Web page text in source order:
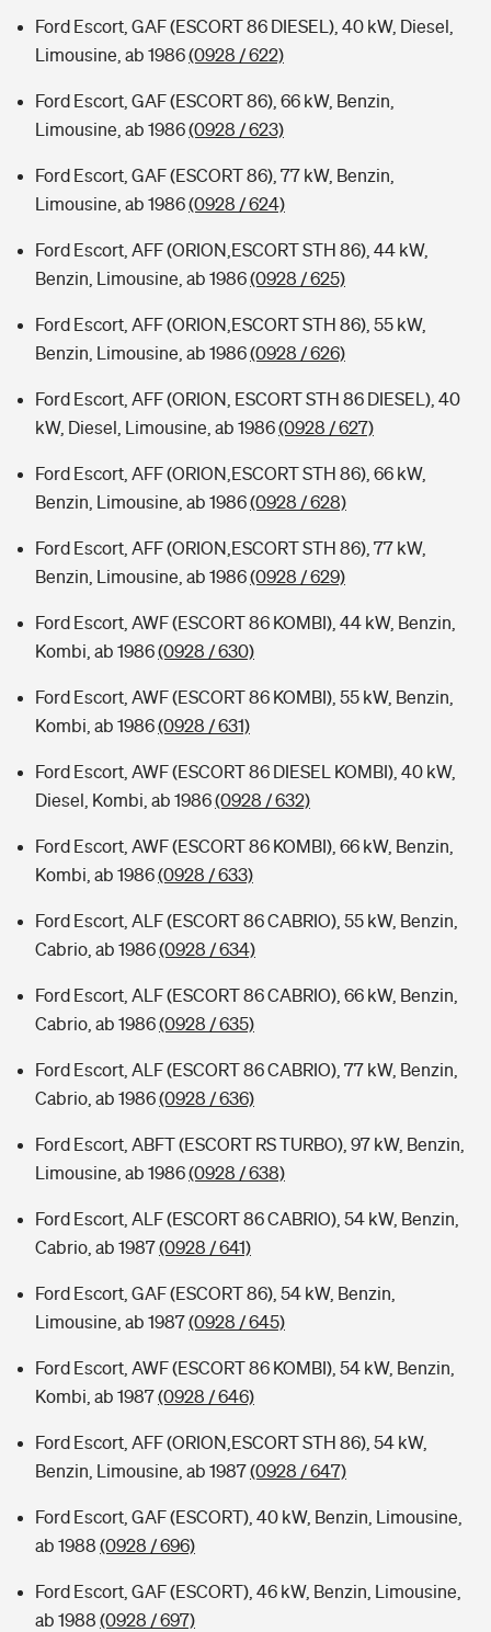
Ford Escort, GAF (ESCORT 86 DIESEL), 40 kW, Diesel,
Limousine, ab 1986(0928 / 622)
Ford Escort, GAF (ESCORT 86), 66 kW, Benzin,
Limousine, ab 1986(0928 / 623)
Ford Escort, GAF (ESCORT 86), 77 kW, Benzin,
Limousine, ab 1986(0928 / 624)
Ford Escort, AFF (ORION,ESCORT STH 86), 44 kW,
Benzin, Limousine, ab 1986(0928 / 625)
Ford Escort, AFF (ORION,ESCORT STH 86), 55 kW,
Benzin, Limousine, ab 1986(0928 / 626)
Ford Escort, AFF (ORION, ESCORT STH 86 DIESEL), 40
kW, Diesel, Limousine, ab 1986(0928 / 627)
Ford Escort, AFF (ORION,ESCORT STH 86), 66 kW,
Benzin, Limousine, ab 1986(0928 / 628)
Ford Escort, AFF (ORION,ESCORT STH 86), 77 kW,
Benzin, Limousine, ab 1986(0928 / 629)
Ford Escort, AWF (ESCORT 86 KOMBI), 44 kW, Benzin,
Kombi, ab 1986(0928 / 630)
Ford Escort, AWF (ESCORT 86 KOMBI), 55 kW, Benzin,
Kombi, ab 1986(0928 / 631)
Ford Escort, AWF (ESCORT 86 DIESEL KOMBI), 40 kW,
Diesel, Kombi, ab 1986(0928 / 632)
Ford Escort, AWF (ESCORT 86 KOMBI), 66 kW, Benzin,
Kombi, ab 1986(0928 / 633)
Ford Escort, ALF (ESCORT 86 CABRIO), 55 kW, Benzin,
Cabrio, ab 1986(0928 / 634)
Ford Escort, ALF (ESCORT 86 CABRIO), 66 kW, Benzin,
Cabrio, ab 1986(0928 / 635)
Ford Escort, ALF (ESCORT 86 CABRIO), 77 kW, Benzin,
Cabrio, ab 1986(0928 / 636)
Ford Escort, ABFT (ESCORT RS TURBO), 97 kW, Benzin,
Limousine, ab 1986(0928 / 638)
Ford Escort, ALF (ESCORT 86 CABRIO), 54 kW, Benzin,
Cabrio, ab 1987(0928 / 641)
Ford Escort, GAF (ESCORT 86), 54 kW, Benzin,
Limousine, ab 1987(0928 / 645)
Ford Escort, AWF (ESCORT 86 KOMBI), 54 kW, Benzin,
Kombi, ab 1987(0928 / 646)
Ford Escort, AFF (ORION,ESCORT STH 86), 54 kW,
Benzin, Limousine, ab 1987(0928 / 647)
Ford Escort, GAF (ESCORT), 40 kW, Benzin, Limousine,
ab 1988 (0928 / 696)
Ford Escort, GAF (ESCORT), 46 kW, Benzin, Limousine,
ab 1988 (0928 / 697)